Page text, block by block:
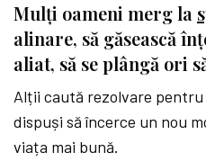
Mulți oameni merg la
alinare, să găsească
aliat, să se plângă ori
Alții caută rezolvare
dispuși să încerce un nou
viața mai bună.